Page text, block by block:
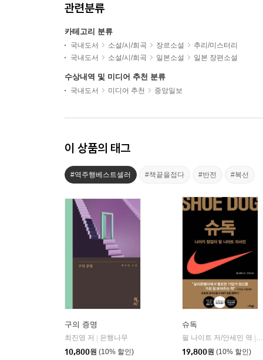
관련분류
카테고리 분류
국내도서 소설/시/희곡 장르소설
추리/미스터리
국내도서
소설/시/희곡 일본소설 일본 장편소설
수상내역 및 미디어 추천 분류
국내도서 미디어 추천 중앙일보
이 상품의 태그
#역주행베스트셀러 #책끝을접다 #반전 #복선
구의 증명
최진영 저
은행나무
10,800원 (10% 할인)
슈독
필 나이트 저/안세민 역
19,800원 (10% 할인)